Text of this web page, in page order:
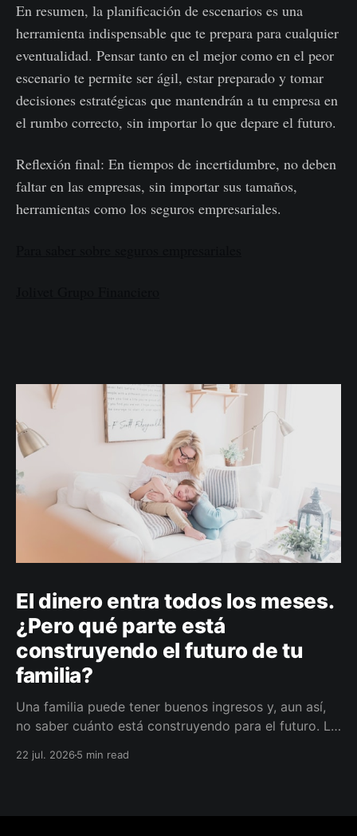
En resumen, la planificación de escenarios es una
herramienta indispensable que te prepara para cualquier
eventualidad. Pensar tanto en el mejor como en el peor
escenario te permite ser ágil, estar preparado y tomar
decisiones estratégicas que mantendrán a tu empresa en
el rumbo correcto, sin importar lo que depare el futuro.
Reflexión final: En tiempos de incertidumbre, no deben
faltar en las empresas, sin importar sus tamaños,
herramientas como los seguros empresariales.
El dinero entra todos los meses.
¿Pero qué parte está
construyendo el futuro de tu
familia?
Una familia puede tener buenos ingresos y, aun así,
no saber cuánto está construyendo para el futuro. La
darle a cada parte del ingreso un propósito, un plazo
22 jul. 20265 min read